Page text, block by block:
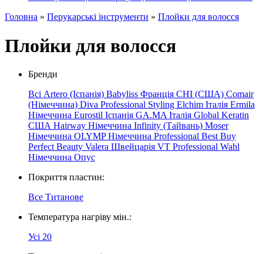
Головна » Перукарські інструменти » Плойки для волосся
Плойки для волосся
Бренди
Всі Artero (Іспанія) Babyliss Франція CHI (США) Comair
(Німеччина) Diva Professional Styling Elchim Італія Ermila
Німеччина Eurostil Іспанія GA.MA Італія Global Keratin
США Hairway Німеччина Infinity (Тайвань) Moser
Німеччина OLYMPНімеччина Professional Best Buy
Perfect Beauty Valera Швейцарія VT Professional Wahl
Німеччина Опус
Покриття пластин:
Все Титанове
Температура нагріву мін.:
Усі 20